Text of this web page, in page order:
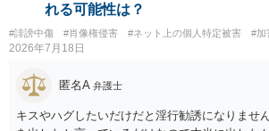
れる可能性は？
#誹謗中傷 #肖像権侵害 #ネット上の個人特定被害 #加
2026年7月18日
匿名A 弁護士
キスやハグしたいだけだと淫行勧誘になりませ